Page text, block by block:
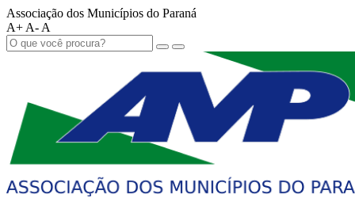
Associação dos Municípios do Paraná
A+ A- A